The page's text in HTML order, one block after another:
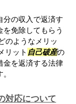
分の収入で返済す
免除してもらう
のようなメリッ
リット 自己破産の
金を返済する法律
対応について